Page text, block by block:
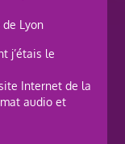
Lyon
j’étais le
Internet de la
audio et